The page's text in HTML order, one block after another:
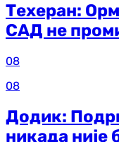
Техеран:
САД не
08
08
Додик:
никада није